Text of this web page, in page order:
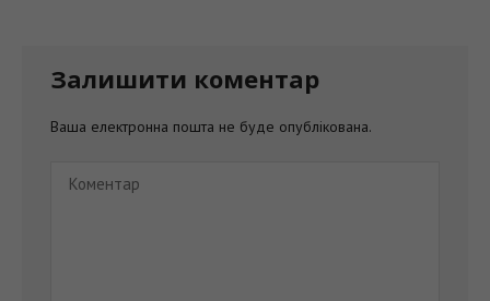
Залишити коментар
Ваша електронна пошта не буде опублікована.